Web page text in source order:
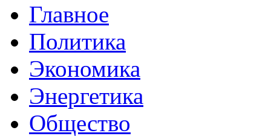
Главное
Политика
Экономика
Энергетика
Общество